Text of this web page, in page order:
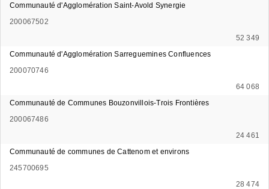
Communauté d'Agglomération Saint-Avold Synergie
200067502
52 349
Communauté d'Agglomération Sarreguemines Confluences
200070746
64 068
Communauté de Communes Bouzonvillois-Trois Frontières
200067486
24 461
Communauté de communes de Cattenom et environs
245700695
28 474